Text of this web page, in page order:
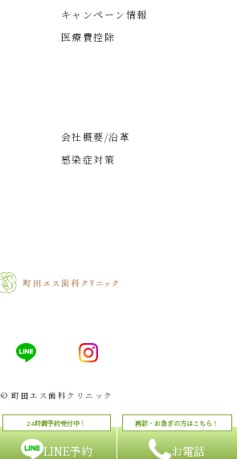
キャンペーン情報
医療費控除
会社概要/沿革
感染症対策
© 町田エス歯科クリニック
LINE予約 お電話